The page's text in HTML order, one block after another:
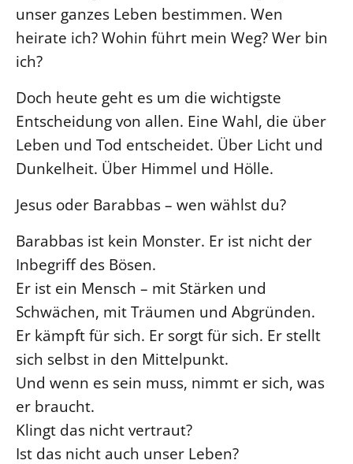
unser ganzes Leben bestimmen. Wen
heirate ich? Wohin führt mein Weg? Wer bin
ich?
Doch heute geht es um die wichtigste
Entscheidung von allen. Eine Wahl, die über
Leben und Tod entscheidet. Über Licht und
Dunkelheit. Über Himmel und Hölle.
Jesus oder Barabbas – wen wählst du?
Barabbas ist kein Monster. Er ist nicht der
Inbegriff des Bösen.
Er ist ein Mensch – mit Stärken und
Schwächen, mit Träumen und Abgründen.
Er kämpft für sich. Er sorgt für sich. Er stellt
sich selbst in den Mittelpunkt.
Und wenn es sein muss, nimmt er sich, was
er braucht.
Klingt das nicht vertraut?
Ist das nicht auch unser Leben?
Geschäftsstelle Landessynode
LANDESSYNODE
27. Landessynode
Kontakt
Hintergrund
MITARBEIT
Beruf
Freie Stellen
BIBLIOTHEK & ARCHIV
SERVICE
Älterwerden im Pfarrberuf
Beteiligungsverfahren
Beschwerdestellen
Finanzplanung